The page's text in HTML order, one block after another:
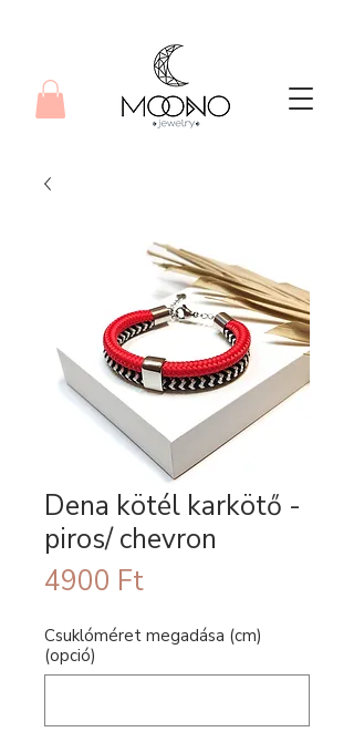
Dena kötél karkötő -
piros/ chevron
4900 FtÁr
Csuklóméret megadása (cm)
(opció)